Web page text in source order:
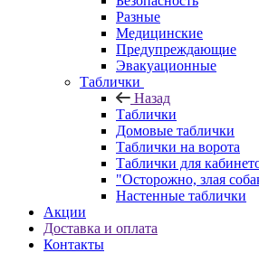
Разные
Медицинские
Предупреждающие
Эвакуационные
Таблички
Назад
Таблички
Домовые таблички
Таблички на ворота
Таблички для
"Осторожно, злая
Настенные таблички
Акции
Доставка и оплата
Контакты